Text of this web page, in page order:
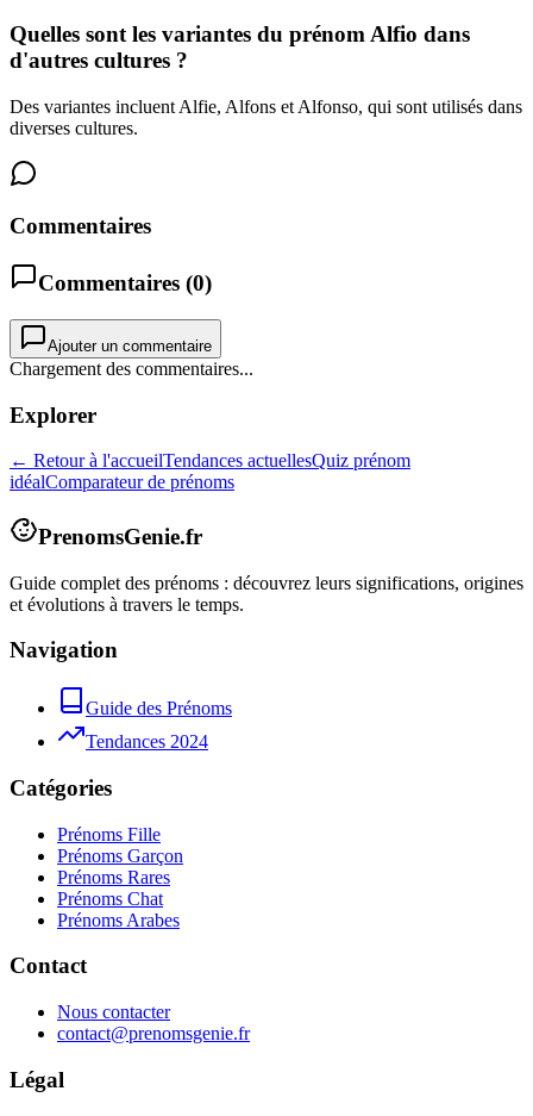
Quelles sont les variantes du prénom Alfio dans
d'autres cultures ?
Des variantes incluent Alfie, Alfons et Alfonso, qui sont utilisés dans
diverses cultures.
Commentaires
Commentaires (0)
Ajouter un commentaire
Chargement des commentaires...
Explorer
← Retour à l'accueilTendances actuellesQuiz prénom
idéalComparateur de prénoms
PrenomsGenie.fr
Guide complet des prénoms : découvrez leurs significations, origines
et évolutions à travers le temps.
Navigation
Guide des Prénoms
Tendances 2024
Catégories
Prénoms Fille
Prénoms Garçon
Prénoms Rares
Prénoms Chat
Prénoms Arabes
Contact
Nous contacter
contact@prenomsgenie.fr
Légal